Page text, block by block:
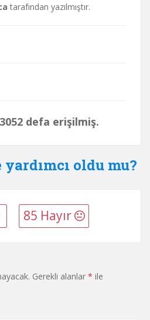
tarafından yazılmıştır.
defa erişilmiş.
oldu mu?
85 Hayır
Gerekli alanlar * ile